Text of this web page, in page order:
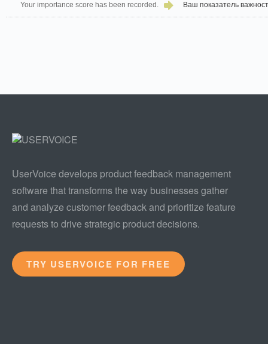
Your importance score has been recorded. Ваш показатель
UserVoice develops product feedback management
software that transforms the way businesses gather
and analyze customer feedback and prioritize feature
requests to drive strategic product decisions.
TRY USERVOICE FOR FREE